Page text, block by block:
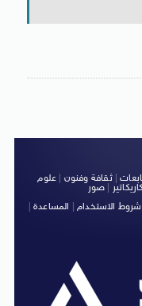
|ثقافة وفنون
علوم
كاريكاتير صور
شروط الاستخدام| المساعدة|